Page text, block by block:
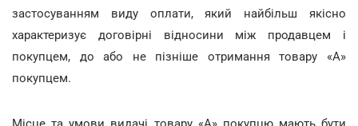
застосуванням виду оплати, який найбільш якісно
характеризує договірні відносини між продавцем і
покупцем, до або не пізніше отримання товару «А»
покупцем.